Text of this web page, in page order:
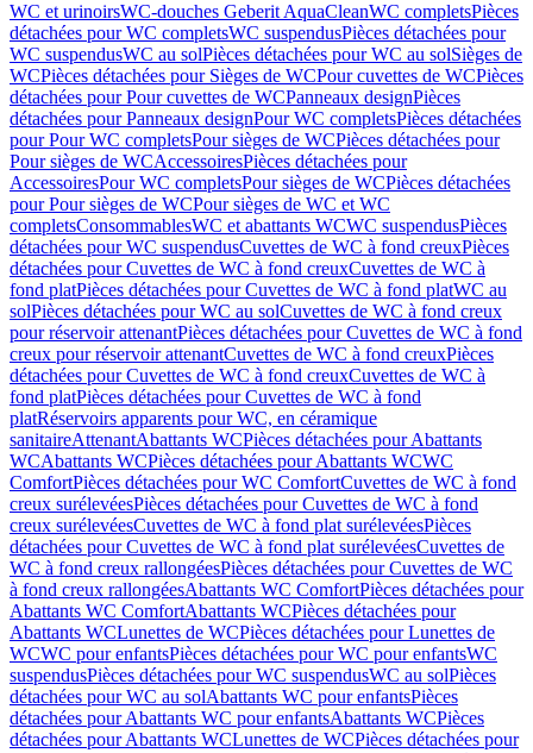
WC et urinoirsWC-douches Geberit AquaCleanWC completsPièces
détachées pour WC completsWC suspendusPièces détachées pour
WC suspendusWC au solPièces détachées pour WC au solSièges de
WCPièces détachées pour Sièges de WCPour cuvettes de WCPièces
détachées pour Pour cuvettes de WCPanneaux designPièces
détachées pour Panneaux designPour WC completsPièces détachées
pour Pour WC completsPour sièges de WCPièces détachées pour
Pour sièges de WCAccessoiresPièces détachées pour
AccessoiresPour WC completsPour sièges de WCPièces détachées
pour Pour sièges de WCPour sièges de WC et WC
completsConsommablesWC et abattants WCWC suspendusPièces
détachées pour WC suspendusCuvettes de WC à fond creuxPièces
détachées pour Cuvettes de WC à fond creuxCuvettes de WC à
fond platPièces détachées pour Cuvettes de WC à fond platWC au
solPièces détachées pour WC au solCuvettes de WC à fond creux
pour réservoir attenantPièces détachées pour Cuvettes de WC à fond
creux pour réservoir attenantCuvettes de WC à fond creuxPièces
détachées pour Cuvettes de WC à fond creuxCuvettes de WC à
fond platPièces détachées pour Cuvettes de WC à fond
platRéservoirs apparents pour WC, en céramique
sanitaireAttenantAbattants WCPièces détachées pour Abattants
WCAbattants WCPièces détachées pour Abattants WCWC
ComfortPièces détachées pour WC ComfortCuvettes de WC à fond
creux surélevéesPièces détachées pour Cuvettes de WC à fond
creux surélevéesCuvettes de WC à fond plat surélevéesPièces
détachées pour Cuvettes de WC à fond plat surélevéesCuvettes de
WC à fond creux rallongéesPièces détachées pour Cuvettes de WC
à fond creux rallongéesAbattants WC ComfortPièces détachées pour
Abattants WC ComfortAbattants WCPièces détachées pour
Abattants WCLunettes de WCPièces détachées pour Lunettes de
WCWC pour enfantsPièces détachées pour WC pour enfantsWC
suspendusPièces détachées pour WC suspendusWC au solPièces
détachées pour WC au solAbattants WC pour enfantsPièces
détachées pour Abattants WC pour enfantsAbattants WCPièces
détachées pour Abattants WCLunettes de WCPièces détachées pour